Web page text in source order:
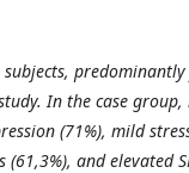
predominantly
In the case group,
(71%), mild
and elevated